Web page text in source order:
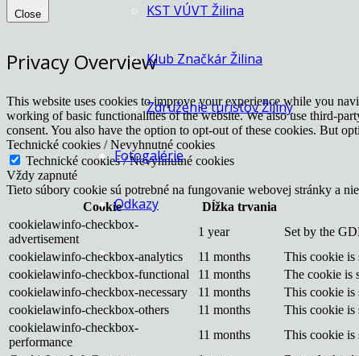
KST VÚVT Žilina
Klub Značkár Žilina
Združenie turistov Žiliny
Fotogalérie
Odkazy
Close
Privacy Overview
This website uses cookies to improve your experience while you
working of basic functionalities of the website. We also use third-
consent. You also have the option to opt-out of these cookies. But
Technické cookies / Nevyhnutné cookies
Technické cookies / Nevyhnutné cookies
Vždy zapnuté
Tieto súbory cookie sú potrebné na fungovanie webovej stránky a
Cookie
Dĺžka trvania
cookielawinfo-checkbox-
advertisement
1 year
Set by the
cookielawinfo-checkbox-analytics
11 months
This cookie is
cookielawinfo-checkbox-functional
11 months
The cookie is
cookielawinfo-checkbox-necessary
11 months
This cookie is
cookielawinfo-checkbox-others
11 months
This cookie is
cookielawinfo-checkbox-
performance
11 months
This cookie is